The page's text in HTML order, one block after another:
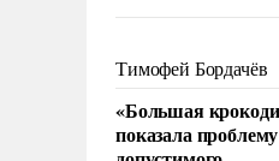
где Еревану за
нужно отвечать.
Тимофей Бордачёв
«Большая
показала